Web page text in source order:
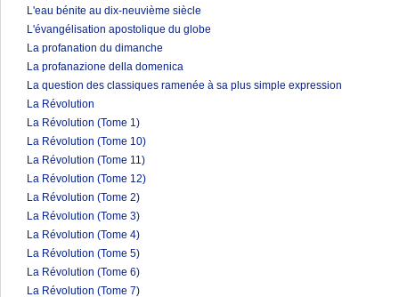
L'eau bénite au dix-neuvième siècle
L'évangélisation apostolique du globe
La profanation du dimanche
La profanazione della domenica
La question des classiques ramenée à sa plus simple expression
La Révolution
La Révolution (Tome 1)
La Révolution (Tome 10)
La Révolution (Tome 11)
La Révolution (Tome 12)
La Révolution (Tome 2)
La Révolution (Tome 3)
La Révolution (Tome 4)
La Révolution (Tome 5)
La Révolution (Tome 6)
La Révolution (Tome 7)